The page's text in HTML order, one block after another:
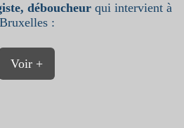
déboucheur qui intervient à
Bruxelles :
Voir +